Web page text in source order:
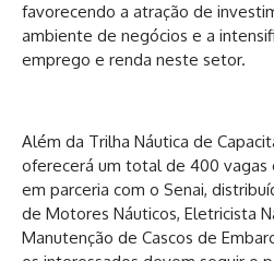
favorecendo a atração de
ambiente de negócios e a
emprego e renda neste setor.
Além da Trilha Náutica de
oferecerá um total de 400 vagas
em parceria com o Senai,
de Motores Náuticos, Eletricista
Manutenção de Cascos de